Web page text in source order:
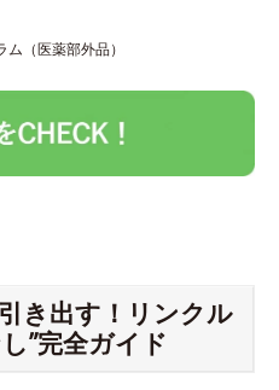
（医薬部外品）
き出す！リンクル
”完全ガイド